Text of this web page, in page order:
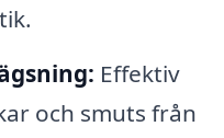
Effektiv
och smuts från